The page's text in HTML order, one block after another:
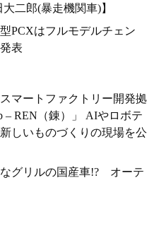
二郎(暴走機関車)】
PCXはフルモデルチェン
表
マートファクトリー開発拠
– REN（錬）」 AIやロボテ
しいものづくりの現場を公
グリルの国産車!? オーテ